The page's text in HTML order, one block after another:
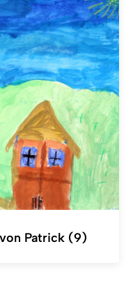
Patrick (9)